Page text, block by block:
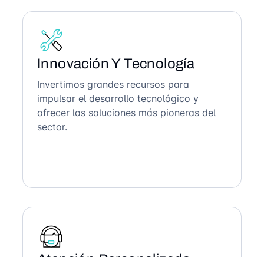
Innovación Y Tecnología
Invertimos grandes recursos para
impulsar el desarrollo tecnológico y
ofrecer las soluciones más pioneras del
sector.